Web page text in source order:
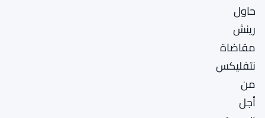
حاول
رينش
مقاضاة
نتفليكس
من
أجل